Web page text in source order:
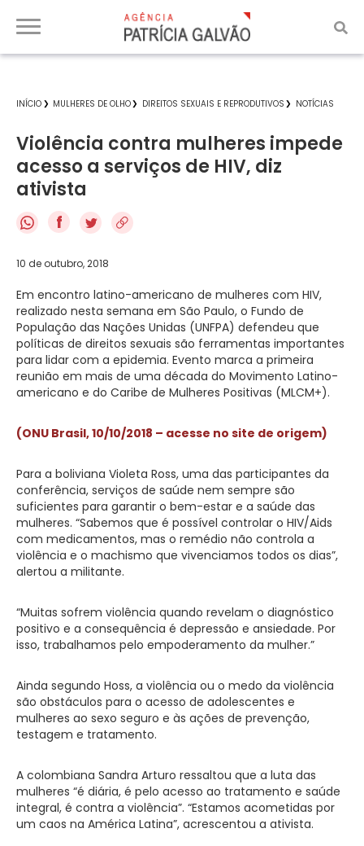
INÍCIO MULHERES DE OLHO DIREITOS SEXUAIS E REPRODUTIVOS NOTÍCIAS
Violência contra mulheres impede
acesso a serviços de HIV, diz
ativista
f
10 de outubro, 2018
Em encontro latino-americano de mulheres com HIV,
realizado nesta semana em São Paulo, o Fundo de
População das Nações Unidas (UNFPA) defendeu que
políticas de direitos sexuais são ferramentas importantes
para lidar com a epidemia. Evento marca a primeira
reunião em mais de uma década do Movimento Latino-
americano e do Caribe de Mulheres Positivas (MLCM+).
(ONU Brasil, 10/10/2018 – acesse no site de origem)
Para a boliviana Violeta Ross, uma das participantes da
conferência, serviços de saúde nem sempre são
suficientes para garantir o bem-estar e a saúde das
mulheres. “Sabemos que é possível controlar o HIV/Aids
com medicamentos, mas o remédio não controla a
violência e o machismo que vivenciamos todos os dias”,
alertou a militante.
“Muitas sofrem violência quando revelam o diagnóstico
positivo e a consequência é depressão e ansiedade. Por
isso, trabalhamos pelo empoderamento da mulher.”
Ainda segundo Hoss, a violência ou o medo da violência
são obstáculos para o acesso de adolescentes e
mulheres ao sexo seguro e às ações de prevenção,
testagem e tratamento.
A colombiana Sandra Arturo ressaltou que a luta das
mulheres “é diária, é pelo acesso ao tratamento e saúde
integral, é contra a violência”. “Estamos acometidas por
um caos na América Latina”, acrescentou a ativista.